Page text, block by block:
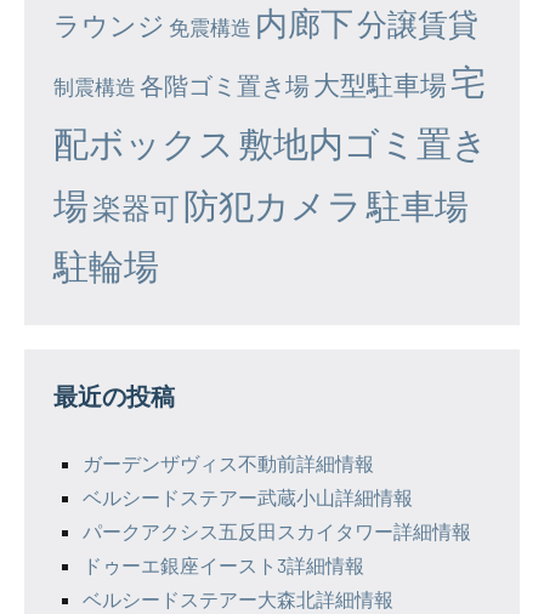
ラウンジ 免震構造 内廊下分譲賃貸
制震構造 各階ゴミ置き場大型駐車場宅
配ボックス 敷地内ゴミ置き
場楽器可防犯カメラ 駐車場
駐輪場
最近の投稿
ガーデンザヴィス不動前詳細情報
ベルシードステアー武蔵小山詳細情報
パークアクシス五反田スカイタワー詳細情報
ドゥーエ銀座イースト3詳細情報
ベルシードステアー大森北詳細情報